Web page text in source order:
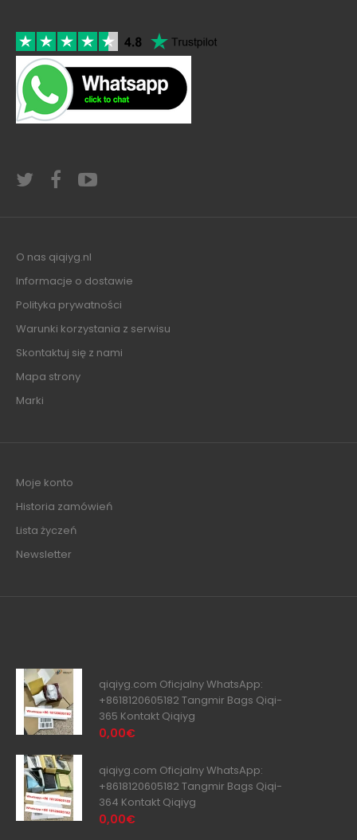
O nas qiqiyg.nl
Informacje o dostawie
Polityka prywatności
Warunki korzystania z serwisu
Skontaktuj się z nami
Mapa strony
Marki
Moje konto
Historia zamówień
Lista życzeń
Newsletter
qiqiyg.com Oficjalny WhatsApp:
+8618120605182 Tangmir Bags Qiqi-
365 Kontakt Qiqiyg
0,00€
qiqiyg.com Oficjalny WhatsApp:
+8618120605182 Tangmir Bags Qiqi-
364 Kontakt Qiqiyg
0,00€